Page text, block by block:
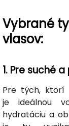
Vybrané
vlasov:
1. Pre suché
Pre tých, ktorí
je ideálnou
hydratáciu a